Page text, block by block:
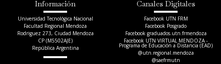
Información
Universidad Tecnológica Nacional
Facultad Regional Mendoza
Rodriguez 273, Ciudad Mendoza
CP (M5502AJE)
República Argentina
Canales Digitales
Facebook UTN FRM
Facebook Posgrado
Facebook graduados.utn.frmendoza
Facebook UTN VIRTUAL MENDOZA -
Programa de Educación a Distancia (EAD)
@utn.regional.mendoza
@saefrmutn